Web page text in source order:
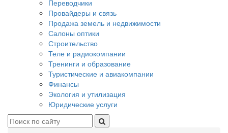
Переводчики
Провайдеры и связь
Продажа земель и недвижимости
Салоны оптики
Строительство
Теле и радиокомпании
Тренинги и образование
Туристические и авиакомпании
Финансы
Экология и утилизация
Юридические услуги